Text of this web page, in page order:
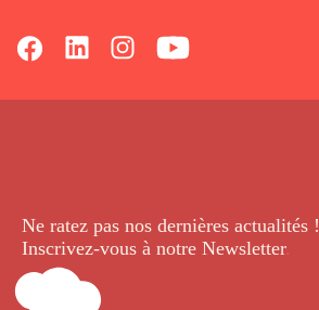
Ne ratez pas nos dernières actualités !
Inscrivez-vous à notre Newsletter.